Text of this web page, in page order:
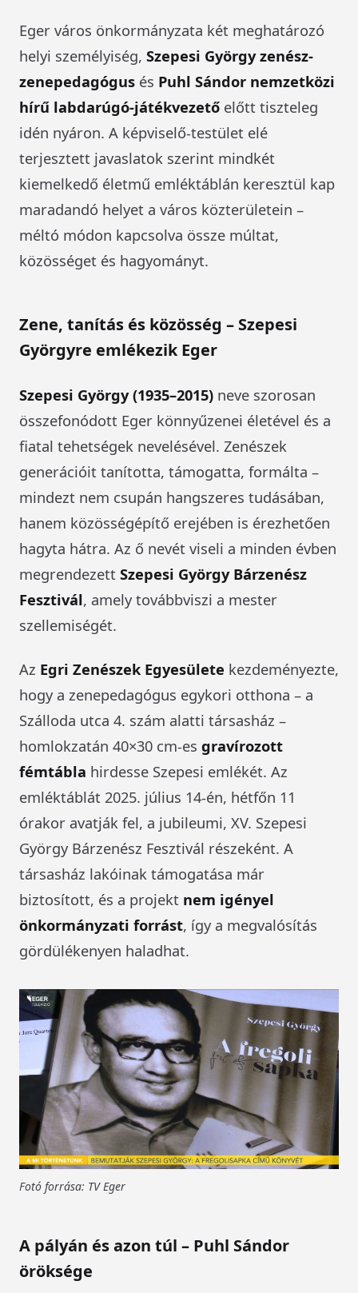
Eger város önkormányzata két meghatározó
helyi személyiség, Szepesi György zenész-
zenepedagógus és Puhl Sándor nemzetközi
hírű labdarúgó-játékvezető előtt tiszteleg
idén nyáron. A képviselő-testület elé
terjesztett javaslatok szerint mindkét
kiemelkedő életmű emléktáblán keresztül kap
maradandó helyet a város közterületein –
méltó módon kapcsolva össze múltat,
közösséget és hagyományt.
Zene, tanítás és közösség – Szepesi
Györgyre emlékezik Eger
Szepesi György (1935–2015) neve szorosan
összefonódott Eger könnyűzenei életével és a
fiatal tehetségek nevelésével. Zenészek
generációit tanította, támogatta, formálta –
mindezt nem csupán hangszeres tudásában,
hanem közösségépítő erejében is érezhetően
hagyta hátra. Az ő nevét viseli a minden évben
megrendezett Szepesi György Bárzenész
Fesztivál, amely továbbviszi a mester
szellemiségét.
Az Egri Zenészek Egyesülete kezdeményezte,
hogy a zenepedagógus egykori otthona – a
Szálloda utca 4. szám alatti társasház –
homlokzatán 40×30 cm-es gravírozott
fémtábla hirdesse Szepesi emlékét. Az
emléktáblát 2025. július 14-én, hétfőn 11
órakor avatják fel, a jubileumi, XV. Szepesi
György Bárzenész Fesztivál részeként. A
társasház lakóinak támogatása már
biztosított, és a projekt nem igényel
önkormányzati forrást, így a megvalósítás
gördülékenyen haladhat.
Fotó forrása: TV Eger
A pályán és azon túl – Puhl Sándor
öröksége